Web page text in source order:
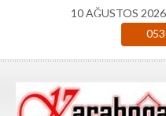
10 AĞUSTOS